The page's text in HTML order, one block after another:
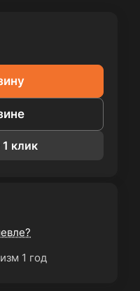
1 клик
1 год